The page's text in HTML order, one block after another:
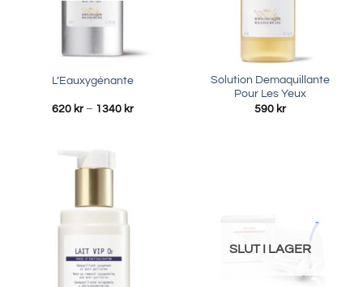
L’Eauxygénante
620 kr – 1340 krPrisintervall:
Solution Demaquillante
Pour Les Yeux
590 kr
SLUT I LAGER